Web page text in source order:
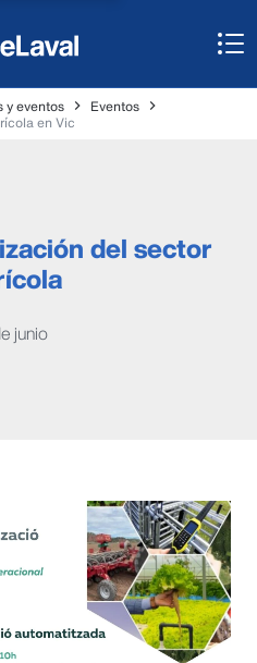
y eventos
Eventos
en Vic
del sector
junio